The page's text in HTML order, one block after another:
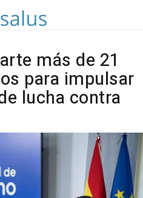
más de 21
para impulsar
lucha contra